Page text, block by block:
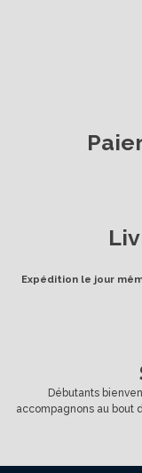
Expédition le jour
Débutants
accompagnons au bout